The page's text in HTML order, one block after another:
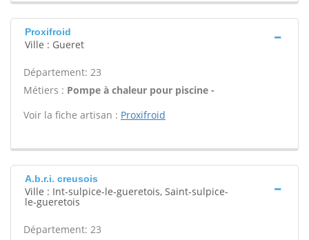
Proxifroid
Ville : Gueret
Département: 23
Métiers : Pompe à chaleur pour piscine -
Voir la fiche artisan : Proxifroid
A.b.r.i. creusois
Ville : Int-sulpice-le-gueretois, Saint-sulpice-
le-gueretois
Département: 23